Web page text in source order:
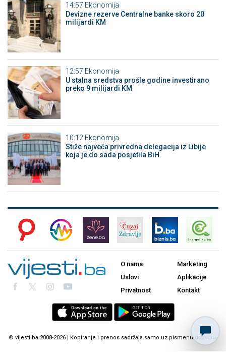
14:57 Ekonomija
Devizne rezerve Centralne banke skoro 20
milijardi KM
12:57 Ekonomija
U stalna sredstva prošle godine investirano
preko 9 milijardi KM
10:12 Ekonomija
Stiže najveća privredna delegacija iz Libije
koja je do sada posjetila BiH
O nama
Uslovi
Privatnost
Marketing
Aplikacije
Kontakt
© vijesti.ba 2008-2026 | Kopiranje i prenos sadržaja samo uz pismenu dozvolu.